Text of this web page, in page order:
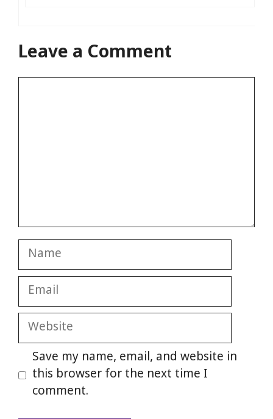
Leave a Comment
Name
Email
Website
Save my name, email, and website in
this browser for the next time I
comment.